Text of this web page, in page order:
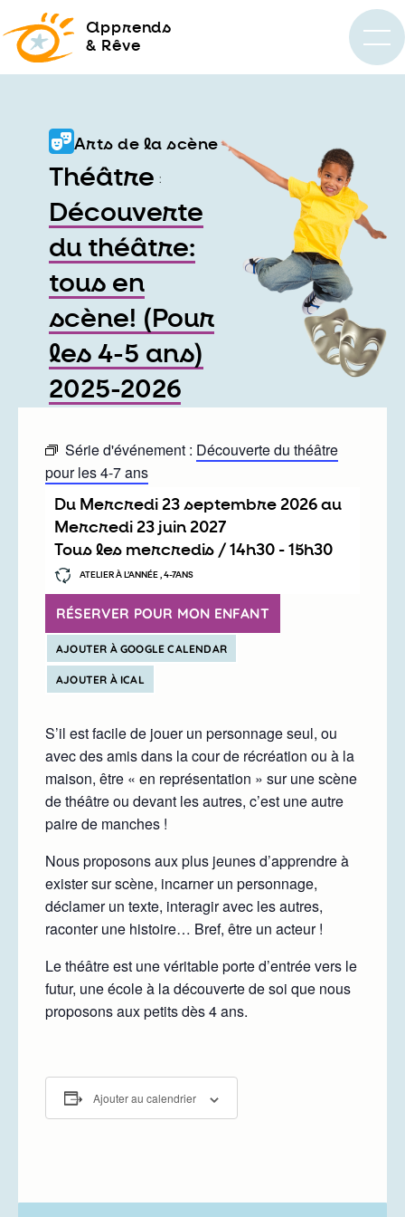
apprends
& Rêve
Arts de la scène
Théâtre :
Découverte
du théâtre:
tous en
scène! (Pour
les 4-5 ans)
2025-2026
Série d'événement : Découverte du théâtre
pour les 4-7 ans
Du mercredi 23 septembre 2026au
mercredi 23 juin 2027
Tous les mercredis / 14h30 - 15h30
ATELIER À L’ANNÉE , 4-7ANS
RÉSERVER POUR MON ENFANT
AJOUTER À GOOGLE CALENDAR
AJOUTER À ICAL
S’il est facile de jouer un personnage seul, ou
avec des amis dans la cour de récréation ou à la
maison, être « en représentation » sur une scène
de théâtre ou devant les autres, c’est une autre
paire de manches !
Nous proposons aux plus jeunes d’apprendre à
exister sur scène, incarner un personnage,
déclamer un texte, interagir avec les autres,
raconter une histoire… Bref, être un acteur !
Le théâtre est une véritable porte d’entrée vers le
futur, une école à la découverte de soi que nous
proposons aux petits dès 4 ans.
Ajouter au calendrier